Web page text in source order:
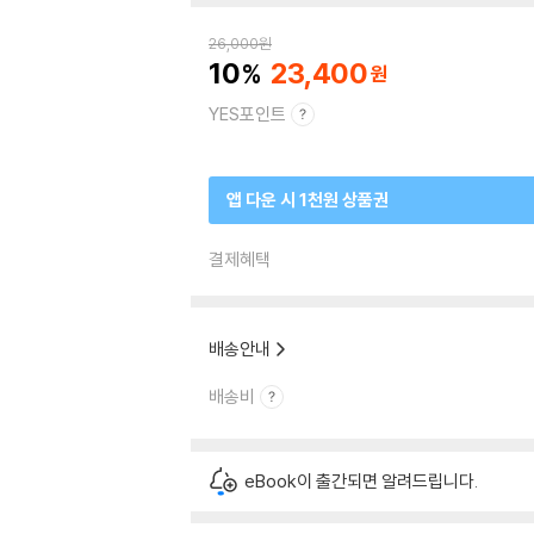
26,000원
10 23,400
YES포인트
앱 다운 시 1천원 상품권
결제혜택
배송안내
배송비
eBook이 출간되면 알려드립니다.